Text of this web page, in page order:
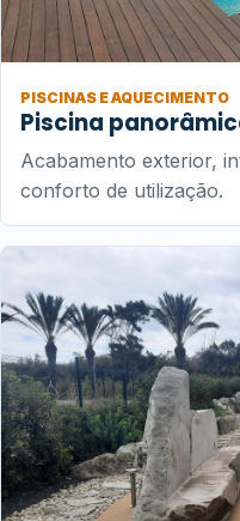
PISCINAS E AQUECIMENTO
Piscina
Acabamento exterior,
conforto de utilização.